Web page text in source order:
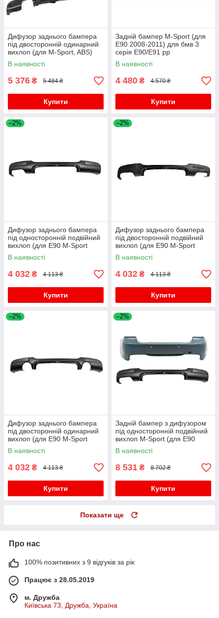
Дифузор заднього бампера
під двосторонній одинарний
вихлоп (для M-Sport, ABS)
для бмв 3 серія E90/E91
2005-2011 рр
В наявності
5 376 ₴ 5 484 ₴
Купити
Задній бампер M-Sport (для
E90 2008-2011) для бмв 3
серія E90/E91 рр
В наявності
4 480 ₴ 4 570 ₴
Купити
–2%
Дифузор заднього бампера
під односторонній подвійний
вихлоп (для E90 M-Sport
2008-2011) для бмв 3 серія
E90/E91 рр
В наявності
4 032 ₴ 4 113 ₴
Купити
–2%
Дифузор заднього бампера
під двосторонній подвійний
вихлоп (для E90 M-Sport
2008-2011) для бмв 3 серія
E90/E91 рр
В наявності
4 032 ₴ 4 113 ₴
Купити
–2%
Дифузор заднього бампера
під двосторонній одинарний
вихлоп (для E90 M-Sport
2008-2011) для бмв 3 серія
E90/E91 рр
В наявності
4 032 ₴ 4 113 ₴
Купити
–2%
Задній бампер з дифузором
під односторонній подвійний
вихлоп M-Sport (для E90
2008-2011) для бмв 3 серія
E90/E91 рр
В наявності
8 531 ₴ 8 702 ₴
Купити
Показати ще
Про нас
100% позитивних з 9 відгуків за рік
Працює з 28.05.2019
м. Дружба
Київська 73, Дружба, Україна